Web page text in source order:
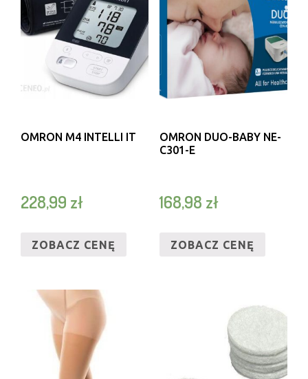
OMRON M4 INTELLI IT
228,99 zł
ZOBACZ CENĘ
OMRON DUO-BABY NE-
C301-E
168,98 zł
ZOBACZ CENĘ